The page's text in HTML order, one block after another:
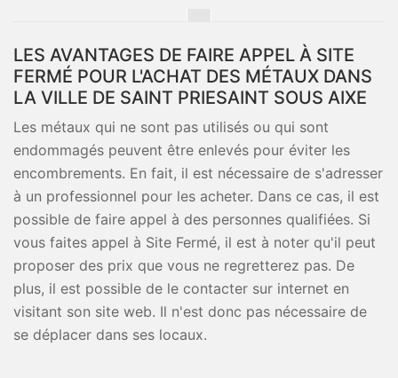
LES AVANTAGES DE FAIRE APPEL À SITE
FERMÉ POUR L'ACHAT DES MÉTAUX DANS
LA VILLE DE SAINT PRIESAINT SOUS AIXE
Les métaux qui ne sont pas utilisés ou qui sont
endommagés peuvent être enlevés pour éviter les
encombrements. En fait, il est nécessaire de s'adresser
à un professionnel pour les acheter. Dans ce cas, il est
possible de faire appel à des personnes qualifiées. Si
vous faites appel à Site Fermé, il est à noter qu'il peut
proposer des prix que vous ne regretterez pas. De
plus, il est possible de le contacter sur internet en
visitant son site web. Il n'est donc pas nécessaire de
se déplacer dans ses locaux.